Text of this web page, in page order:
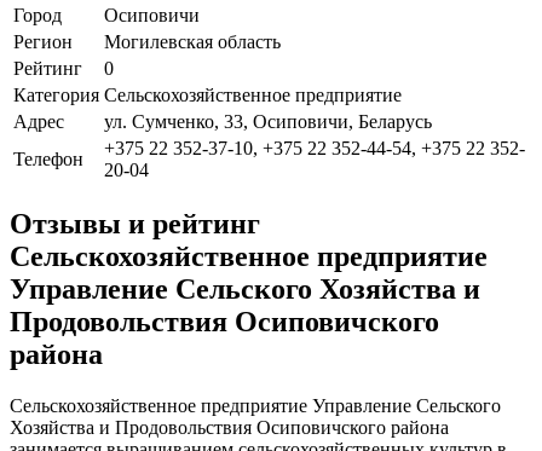
Город
Осиповичи
Регион
Могилевская область
Рейтинг
0
Категория Сельскохозяйственное предприятие
Адрес
ул. Сумченко, 33, Осиповичи, Беларусь
Телефон
+375 22 352-37-10, +375 22 352-44-54, +375 22 352-
20-04
Отзывы и рейтинг
Сельскохозяйственное предприятие
Управление Сельского Хозяйства и
Продовольствия Осиповичского
района
Сельскохозяйственное предприятие Управление Сельского
Хозяйства и Продовольствия Осиповичского района